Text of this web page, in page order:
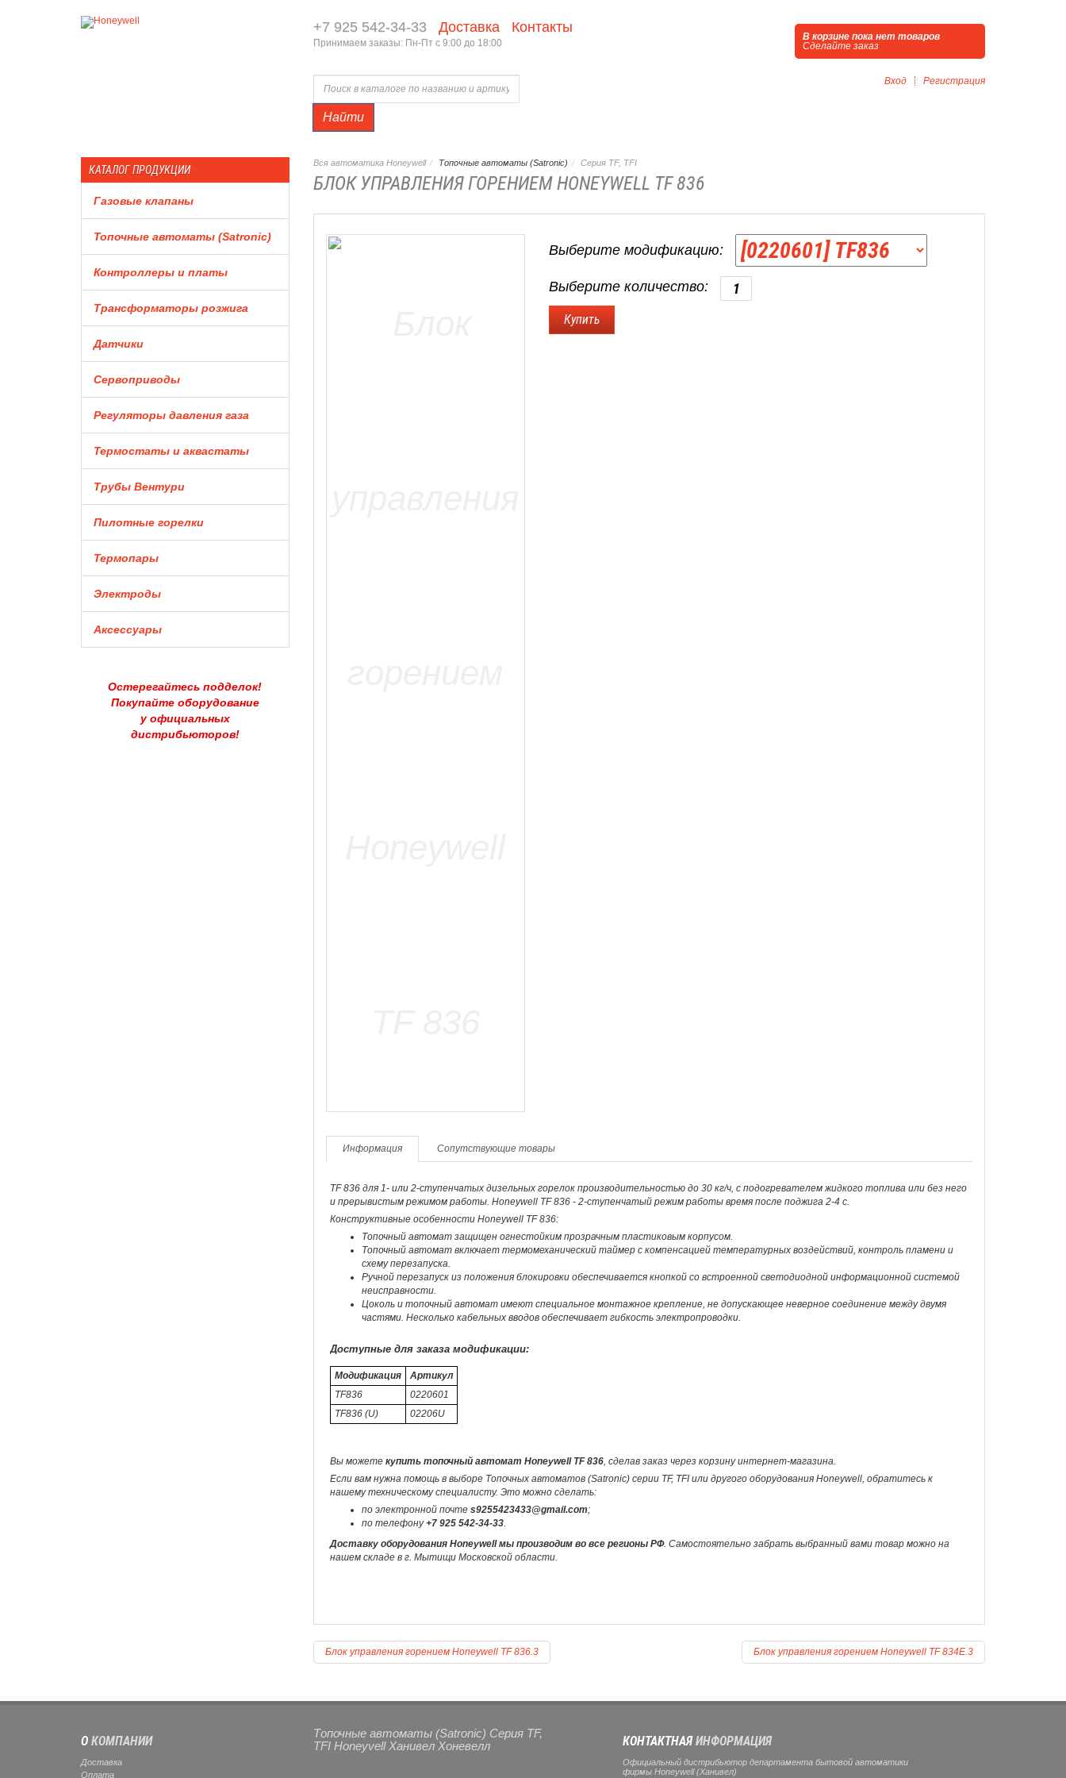
+7 925 542-34-33 Доставка Контакты
Принимаем заказы: Пн-Пт с 9:00 до 18:00
В корзине пока нет товаров
Сделайте заказ
Найти
Вход Регистрация
КАТАЛОГ ПРОДУКЦИИ
Газовые клапаны
Топочные автоматы (Satronic)
Контроллеры и платы
Трансформаторы розжига
Датчики
Сервоприводы
Регуляторы давления газа
Термостаты и аквастаты
Трубы Вентури
Пилотные горелки
Термопары
Электроды
Аксессуары
Остерегайтесь подделок!
Покупайте оборудование
у официальных
дистрибьюторов!
Вся автоматика Honeywell Топочные автоматы (Satronic) Серия TF, TFI
БЛОК УПРАВЛЕНИЯ ГОРЕНИЕМ HONEYWELL TF 836
Выберите модификацию:
Выберите количество:
Информация Сопутствующие товары
TF 836 для 1- или 2-ступенчатых дизельных горелок производительностью до 30 кг/ч, с подогревателем жидкого топлива или без него
и прерывистым режимом работы. Honeywell TF 836 - 2-ступенчатый режим работы время после поджига 2-4 с.
Конструктивные особенности Honeywell TF 836:
Топочный автомат защищен огнестойким прозрачным пластиковым корпусом.
Топочный автомат включает термомеханический таймер с компенсацией температурных воздействий, контроль пламени и
схему перезапуска.
Ручной перезапуск из положения блокировки обеспечивается кнопкой со встроенной светодиодной информационной системой
неисправности.
Цоколь и топочный автомат имеют специальное монтажное крепление, не допускающее неверное соединение между двумя
частями. Несколько кабельных вводов обеспечивает гибкость электропроводки.
Доступные для заказа модификации:
Модификация
Артикул
TF836
0220601
TF836 (U)
02206U
Вы можете купить топочный автомат Honeywell TF 836, сделав заказ через корзину интернет-магазина.
Если вам нужна помощь в выборе Топочных автоматов (Satronic) серии TF, TFI или другого оборудования Honeywell, обратитесь к
нашему техническому специалисту. Это можно сделать:
по электронной почте s9255423433@gmail.com;
по телефону+7 925 542-34-33.
Доставку оборудования Honeywell мы производим во все регионы РФ. Самостоятельно забрать выбранный вами товар можно на
нашем складе в г. Мытищи Московской области.
Блок управления горением Honeywell TF 836.3 Блок управления горением Honeywell TF 834E.3
О КОМПАНИИ
Доставка
Оплата
Топочные автоматы (Satronic) Серия TF,
TFI Honeyvell Ханивел Хоневелл
КОНТАКТНАЯИНФОРМАЦИЯ
Официальный дистрибьютор департамента бытовой автоматики
фирмы Honeywell (Ханивел)